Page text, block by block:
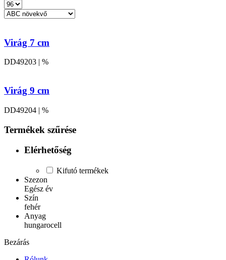
Virág 7 cm
DD49203 | %
Virág 9 cm
DD49204 | %
Termékek szűrése
Elérhetőség
Kifutó termékek
Szezon
Egész év
Szín
fehér
Anyag
hungarocell
Bezárás